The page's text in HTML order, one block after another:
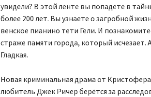
увидели? В этой ленте вы попадете в
более 200 лет. Вы узнаете о загробной
венское пианино тети Гели. И
страже памяти города, который
Гладкая.
Новая криминальная драма от
любитель Джек Ричер берётся за